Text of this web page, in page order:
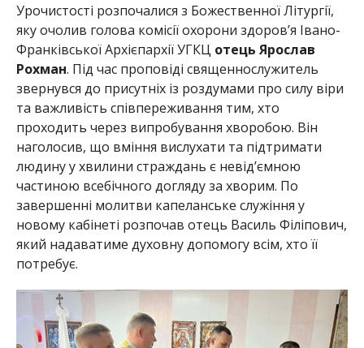
Урочистості розпочалися з Божественної Літургії,
яку очолив голова комісії охорони здоров’я Івано-
Франківської Архієпархії УГКЦ отець Ярослав
Рохман. Під час проповіді священнослужитель
звернувся до присутніх із роздумами про силу віри
та важливість співпереживання тим, хто
проходить через випробування хворобою. Він
наголосив, що вміння вислухати та підтримати
людину у хвилини страждань є невід’ємною
частиною всебічного догляду за хворим. По
завершенні молитви капеланське служіння у
новому кабінеті розпочав отець Василь Філіпович,
який надаватиме духовну допомогу всім, хто її
потребує.